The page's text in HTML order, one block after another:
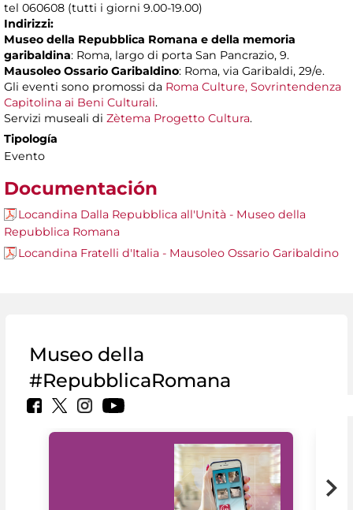
tel 060608 (tutti i giorni 9.00-19.00)
Indirizzi:
Museo della Repubblica Romana e della memoria
garibaldina: Roma, largo di porta San Pancrazio, 9.
Mausoleo Ossario Garibaldino: Roma, via Garibaldi, 29/e.
Gli eventi sono promossi da Roma Culture, Sovrintendenza
Capitolina ai Beni Culturali.
Servizi museali di Zètema Progetto Cultura.
Tipología
Evento
Documentación
Locandina Dalla Repubblica all'Unità - Museo della
Repubblica Romana
Locandina Fratelli d'Italia - Mausoleo Ossario Garibaldino
Museo della
#RepubblicaRomana